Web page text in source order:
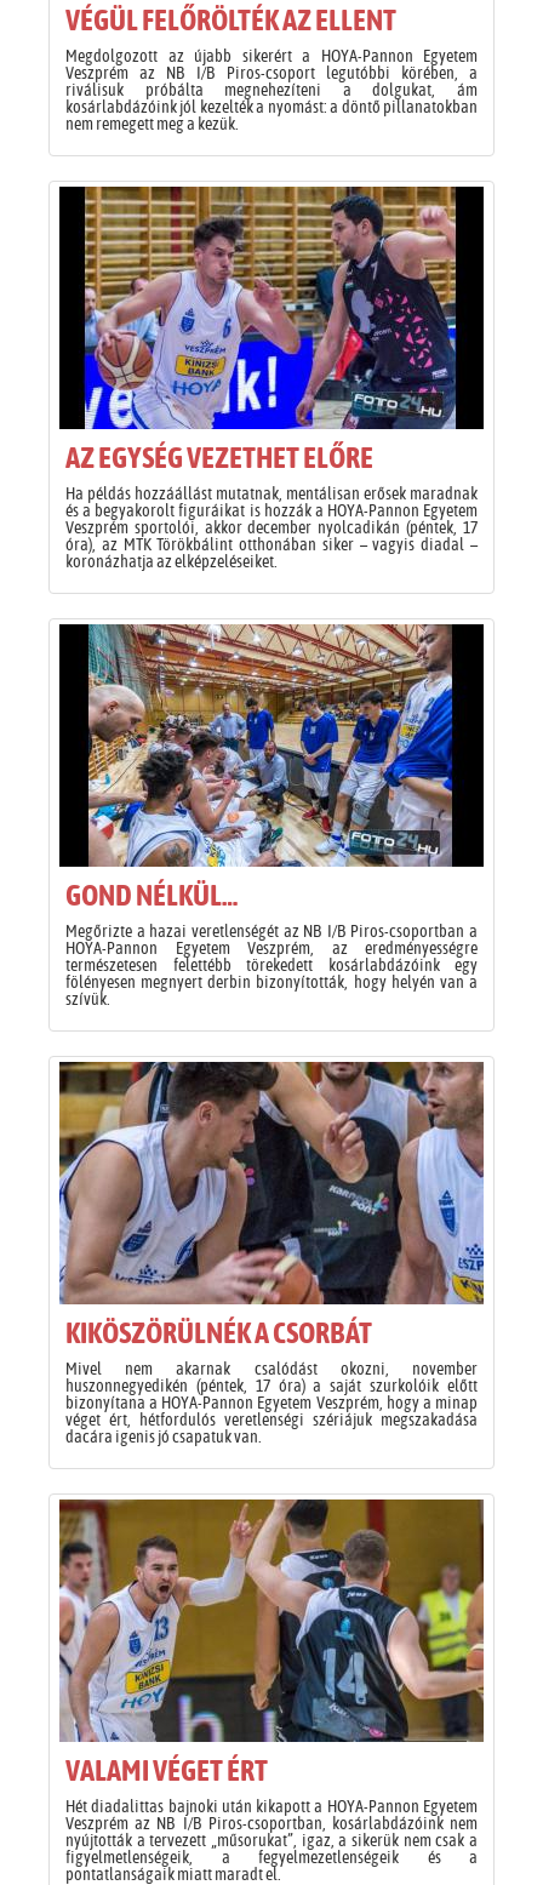
VÉGÜL FELŐRÖLTÉK AZ ELLENT
Megdolgozott az újabb sikerért a HOYA-Pannon Egyetem
Veszprém az NB I/B Piros-csoport legutóbbi körében, a
riválisuk próbálta megnehezíteni a dolgukat, ám
kosárlabdázóink jól kezelték a nyomást: a döntő pillanatokban
nem remegett meg a kezük.
AZ EGYSÉG VEZETHET ELŐRE
Ha példás hozzáállást mutatnak, mentálisan erősek maradnak
és a begyakorolt figuráikat is hozzák a HOYA-Pannon Egyetem
Veszprém sportolói, akkor december nyolcadikán (péntek, 17
óra), az MTK Törökbálint otthonában siker – vagyis diadal –
koronázhatja az elképzeléseiket.
GOND NÉLKÜL…
Megőrizte a hazai veretlenségét az NB I/B Piros-csoportban a
HOYA-Pannon Egyetem Veszprém, az eredményességre
természetesen felettébb törekedett kosárlabdázóink egy
fölényesen megnyert derbin bizonyították, hogy helyén van a
szívük.
KIKÖSZÖRÜLNÉK A CSORBÁT
Mivel nem akarnak csalódást okozni, november
huszonnegyedikén (péntek, 17 óra) a saját szurkolóik előtt
bizonyítana a HOYA-Pannon Egyetem Veszprém, hogy a minap
véget ért, hétfordulós veretlenségi szériájuk megszakadása
dacára igenis jó csapatuk van.
VALAMI VÉGET ÉRT
Hét diadalittas bajnoki után kikapott a HOYA-Pannon Egyetem
Veszprém az NB I/B Piros-csoportban, kosárlabdázóink nem
nyújtották a tervezett „műsorukat”, igaz, a sikerük nem csak a
figyelmetlenségeik, a fegyelmezetlenségeik és a
pontatlanságaik miatt maradt el.